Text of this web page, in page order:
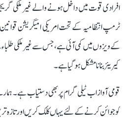
افرادی قوت میں داخل ہونے والے غیر ملکی
ٹرمپ انتظامیہ کے تحت امریکی امیگریشن
کے ویزوں میں کمی آئی ہے، جس سے غیر ملکی
کیریئر بنانا مشکل ہو گیا ہے۔
قومی آواز اب ٹیلی گرام پر بھی دستیاب ہے۔
کو جوائن کرنے کے لئے یہاں کلک کریں اور